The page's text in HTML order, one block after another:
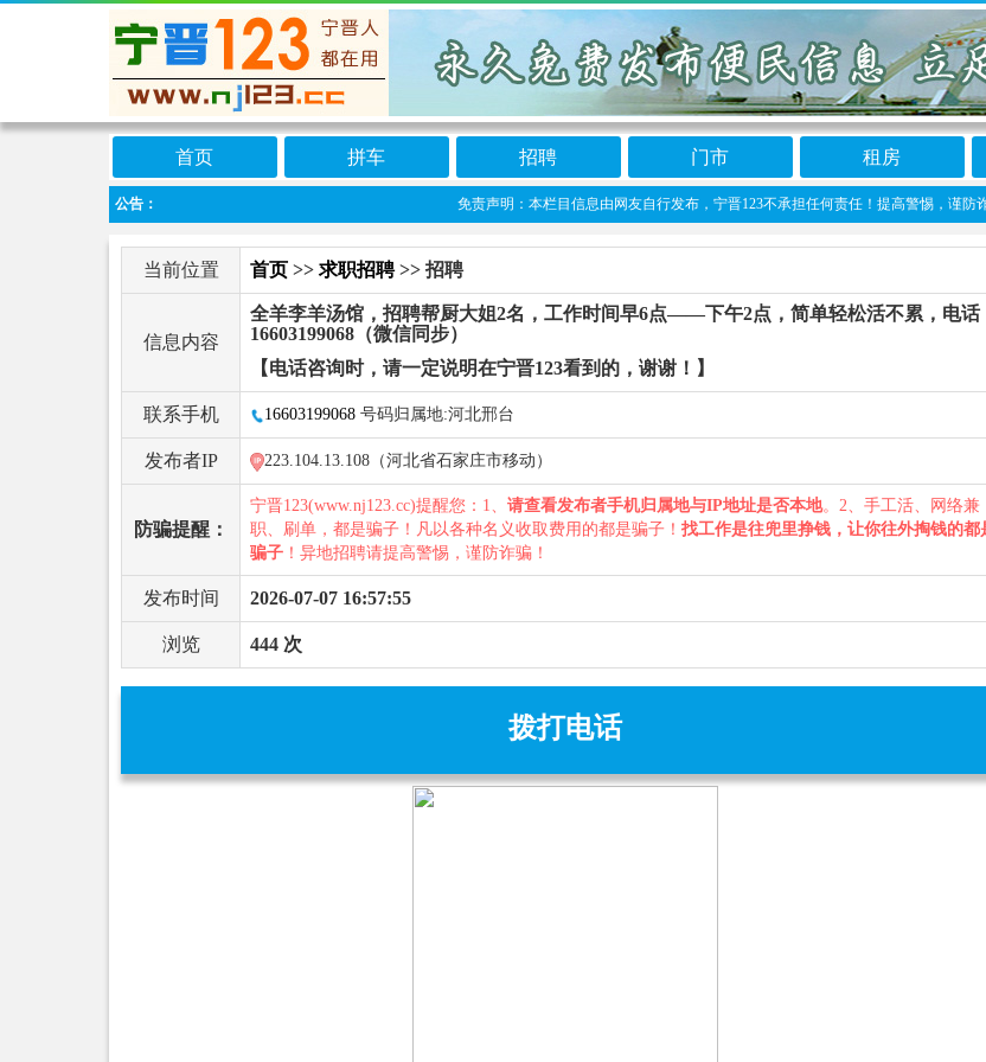
首页 拼车 招聘 门市 租房
公告： 免责声明：本栏目信息由网友自行发布，宁晋123不承担任何责任！提高警惕，谨防诈
当前位置 首页 >> 求职招聘>> 招聘
信息内容
全羊李羊汤馆，招聘帮厨大姐2名，工作时间早6点——下午2点，简单轻松活不累，电话
16603199068（微信同步）
【电话咨询时，请一定说明在宁晋123看到的，谢谢！】
联系手机 16603199068 号码归属地:河北邢台
发布者IP 223.104.13.108（河北省石家庄市移动）
防骗提醒：
宁晋123(www.nj123.cc)提醒您：1、 请查看发布者手机归属地与IP地址是否本地。2、手工活、网络兼
职、刷单，都是骗子！凡以各种名义收取费用的都是骗子！ 找工作是往兜里挣钱，让你往外掏钱的都
骗子 ！异地招聘请提高警惕，谨防诈骗！
发布时间 2026-07-07 16:57:55
浏览 444 次
拨打电话